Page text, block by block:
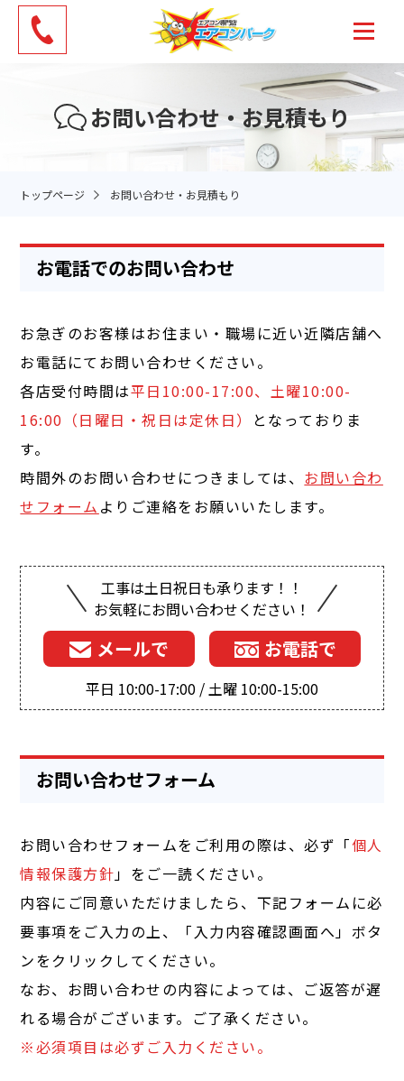
お問い合わせ・お見積もり
トップページ お問い合わせ・お見積もり
お電話でのお問い合わせ
お急ぎのお客様はお住まい・職場に近い近隣店舗へ
お電話にてお問い合わせください。
各店受付時間は平日10:00-17:00、土曜10:00-
16:00（日曜日・祝日は定休日）
となっておりま
す。
時間外のお問い合わせにつきましては、 お問い合わ
せフォーム よりご連絡をお願いいたします。
工事は土日祝日も承ります！！
お気軽にお問い合わせください！
メールで お電話で
平日 10:00-17:00 / 土曜 10:00-15:00
お問い合わせフォーム
お問い合わせフォームをご利用の際は、必ず「個人
情報保護方針」をご一読ください。
内容にご同意いただけましたら、下記フォームに必
要事項をご入力の上、「入力内容確認画面へ」ボタ
ンをクリックしてください。
なお、お問い合わせの内容によっては、ご返答が遅
れる場合がございます。ご了承ください。
※必須項目は必ずご入力ください。